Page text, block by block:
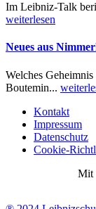
Im Leibniz-Talk
weiterlesen
Neues aus
Welches
Boutemin...
Kontakt
Impressum
Datenschutz
Cookie-
Mit